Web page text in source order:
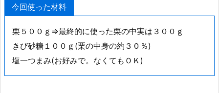
今回使った材料
栗５００ｇ⇒最終的に使った栗の中実は３００ｇ
きび砂糖１００ｇ(栗の中身の約３０％)
塩一つまみ(お好みで。なくてもＯＫ)